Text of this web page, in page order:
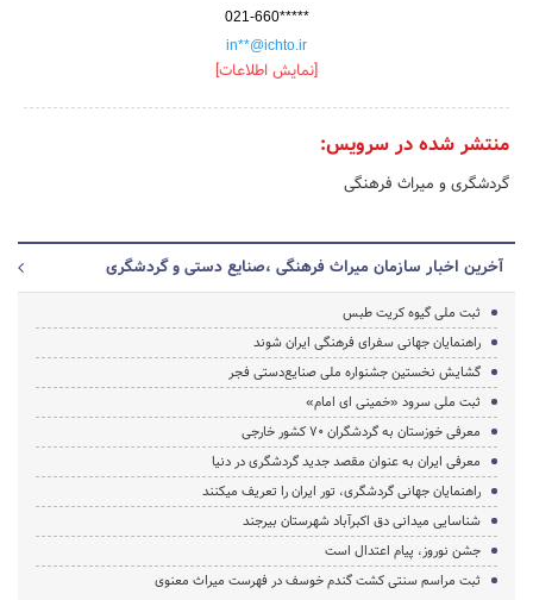
021-660*****
in**@ichto.ir
[نمایش اطلاعات]
منتشر شده در سرویس:
گردشگری و میراث فرهنگی
آخرین اخبار سازمان میراث فرهنگی ،صنایع دستی و گردشگری
ثبت ملی گیوه کریت طبس
راهنمایان جهانی سفرای فرهنگی ایران شوند
گشایش نخستین جشنواره ملی صنایع‌دستی فجر
ثبت ملی سرود «خمینی ای امام»
معرفی خوزستان به گردشگران 70 کشور خارجی
معرفی ایران به عنوان مقصد جدید گردشگری در دنیا
راهنمایان جهانی گردشگری، تور ایران را تعریف میکنند
شناسایی میدانی دق اکبرآباد شهرستان بیرجند
جشن نوروز، پیام اعتدال است
ثبت مراسم سنتی کشت گندم خوسف در فهرست میراث معنوی